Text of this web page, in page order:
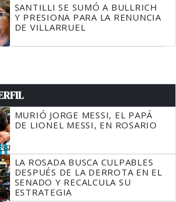
SANTILLI SE SUMÓ A BULLRICH
Y PRESIONA PARA LA RENUNCIA
DE VILLARRUEL
MURIÓ JORGE MESSI, EL PAPÁ
DE LIONEL MESSI, EN ROSARIO
LA ROSADA BUSCA CULPABLES
DESPUÉS DE LA DERROTA EN EL
SENADO Y RECALCULA SU
ESTRATEGIA